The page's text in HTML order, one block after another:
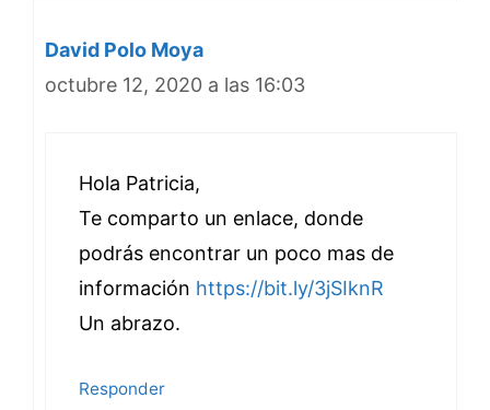
David Polo Moya
octubre 12, 2020 a las 16:03
Hola Patricia,
Te comparto un enlace, donde
podrás encontrar un poco mas de
información https://bit.ly/3jSIknR
Un abrazo.
Responder